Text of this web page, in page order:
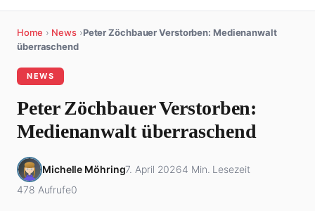
Home › News ›Peter Zöchbauer Verstorben: Medienanwalt
überraschend
NEWS
Peter Zöchbauer Verstorben:
Medienanwalt überraschend
Michelle Möhring7. April 20264 Min. Lesezeit
478 Aufrufe0